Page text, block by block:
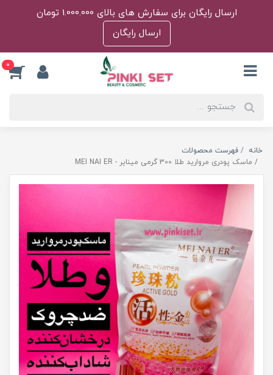
ارسال رایگان برای سفارش های بالای 1.000.000 تومان
ارسال رایگان
0
خانه
فهرست محصولات
ماسک پودری مروارید طلا 300 گرمی مینایر - MEI NAI ER